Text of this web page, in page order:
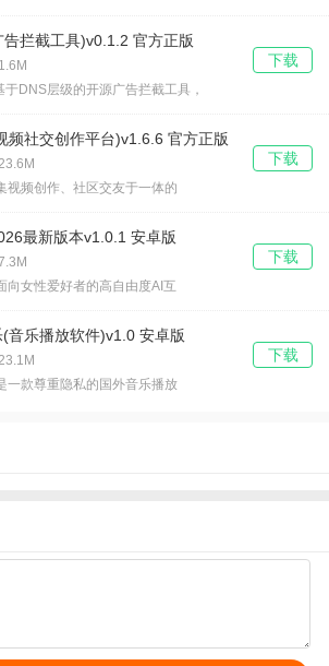
告拦截工具)v0.1.2 官方正版
于DNS层级的开源广告拦截工具，
下载
频社交创作平台)v1.6.6 官方正版
视频创作、社区交友于一体的
下载
最新版本v1.0.1 安卓版
向女性爱好者的高自由度AI互
下载
音乐播放软件)v1.0 安卓版
一款尊重隐私的国外音乐播放
下载